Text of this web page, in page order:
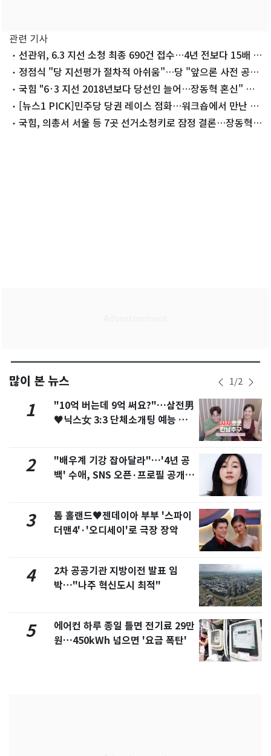
관련 기사
선관위, 6.3 지선 소청 최종 690건 접수…4년 전보다 15배 폭
증(종합)
정점식 "당 지선평가 절차적 아쉬움"…당 "앞으론 사전 공
유"국힘 "6·3 지선 2018년보다 당선인 늘어…장동혁 혼신" 자
평 [뉴스1 PICK]민주당 당권 레이스 점화…워크숍에서 만난 정
청래·김민석
국힘, 의총서 서울 등 7곳 선거소청키로 잠정 결론…장동혁
많이 본 뉴스 1/2
1
"10억 버는데 9억 써요?"…삼전男
♥닉스女 3:3 단체소개팅 예능 화
2
"배우계 기강 잡아달라"…'4년 공
백' 수애, SNS 오픈·프로필 공개
3
톰 홀랜드♥젠데이아 부부 '스파이
더맨4'·'오디세이'로 극장 장악
4
2차 공공기관 지방이전 발표 임
박…"나주 혁신도시 최적"
5
에어컨 하루 종일 틀면 전기료 29만
원…450kWh 넘으면 '요금 폭탄'